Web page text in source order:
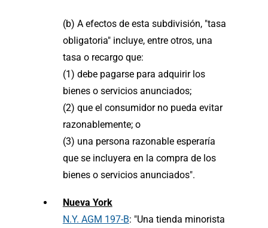
(b) A efectos de esta subdivisión, "tasa
obligatoria" incluye, entre otros, una
tasa o recargo que:
(1) debe pagarse para adquirir los
bienes o servicios anunciados;
(2) que el consumidor no pueda evitar
razonablemente; o
(3) una persona razonable esperaría
que se incluyera en la compra de los
bienes o servicios anunciados".
Nueva York
N.Y. AGM 197-B: "Una tienda minorista